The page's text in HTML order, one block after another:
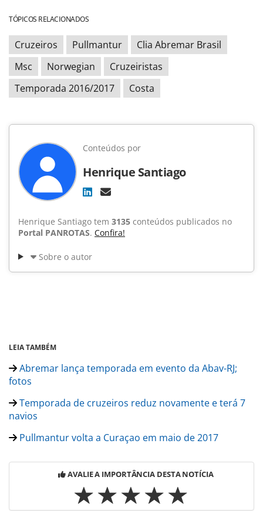
TÓPICOS RELACIONADOS
Cruzeiros Pullmantur
Clia Abremar Brasil
Msc
Norwegian
Cruzeiristas
Temporada 2016/2017
Costa
Conteúdos por
Henrique Santiago
Henrique Santiago tem 3135 conteúdos publicados no
Portal PANROTAS. Confira!
Sobre o autor
LEIA TAMBÉM
Abremar lança temporada em evento da Abav-RJ;
fotos
Temporada de cruzeiros reduz novamente e terá 7
navios
Pullmantur volta a Curaçao em maio de 2017
AVALIE A IMPORTÂNCIA DESTA NOTÍCIA